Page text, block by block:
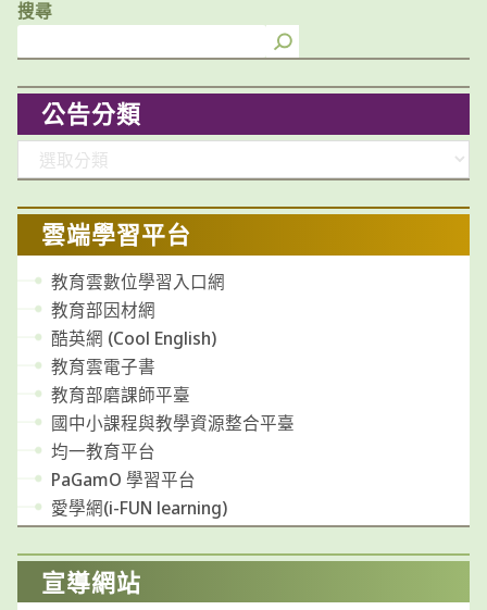
搜尋
公告分類
類
雲端學習平台
教育雲數位學習入口網
教育部因材網
酷英網 (Cool English)
教育雲電子書
教育部磨課師平臺
國中小課程與教學資源整合平臺
均一教育平台
PaGamO 學習平台
愛學網(i-FUN learning)
宣導網站